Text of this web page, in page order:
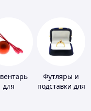
для
Футляры и
подставки для